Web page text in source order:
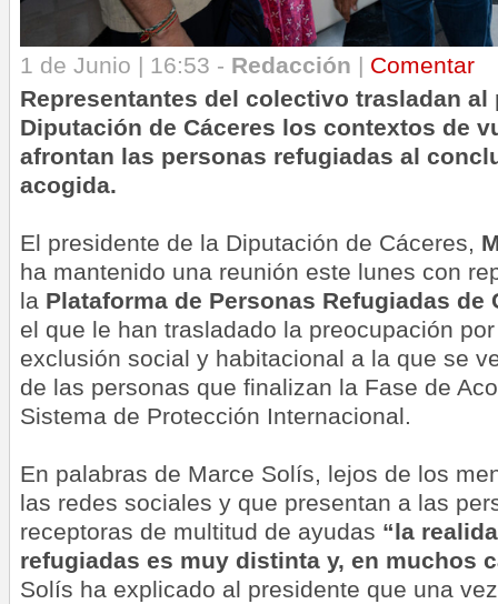
1 de Junio | 16:53 - Redacción | Comentar
Representantes del colectivo trasladan al
Diputación de Cáceres los contextos de
afrontan las personas refugiadas al
acogida.
El presidente de la Diputación de Cáceres,
ha mantenido una reunión este lunes con
la Plataforma de Personas Refugiadas de
el que le han trasladado la preocupación
exclusión social y habitacional a la que se
de las personas que finalizan la Fase de
Sistema de Protección Internacional.
En palabras de Marce Solís, lejos de los
las redes sociales y que presentan a las
receptoras de multitud de ayudas “la
refugiadas es muy distinta y, en muchos
Solís ha explicado al presidente que una